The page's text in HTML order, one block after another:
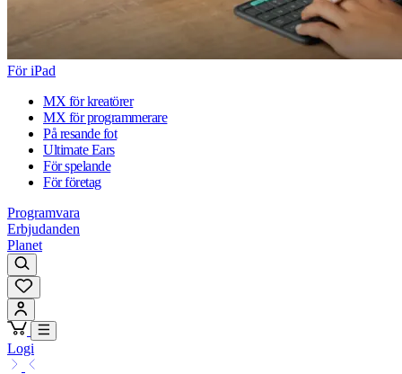
För iPad
MX för kreatörer
MX för programmerare
På resande fot
Ultimate Ears
För spelande
För företag
Programvara
Erbjudanden
Planet
Logi